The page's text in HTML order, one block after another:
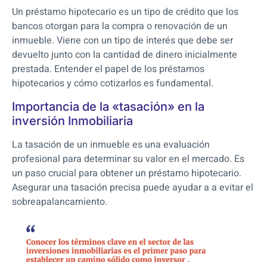
Un préstamo hipotecario es un tipo de crédito que los
bancos otorgan para la compra o renovación de un
inmueble. Viene con un tipo de interés que debe ser
devuelto junto con la cantidad de dinero inicialmente
prestada. Entender el papel de los préstamos
hipotecarios y cómo cotizarlos es fundamental.
Importancia de la «tasación» en la
inversión Inmobiliaria
La tasación de un inmueble es una evaluación
profesional para determinar su valor en el mercado. Es
un paso crucial para obtener un préstamo hipotecario.
Asegurar una tasación precisa puede ayudar a a evitar el
sobreapalancamiento.